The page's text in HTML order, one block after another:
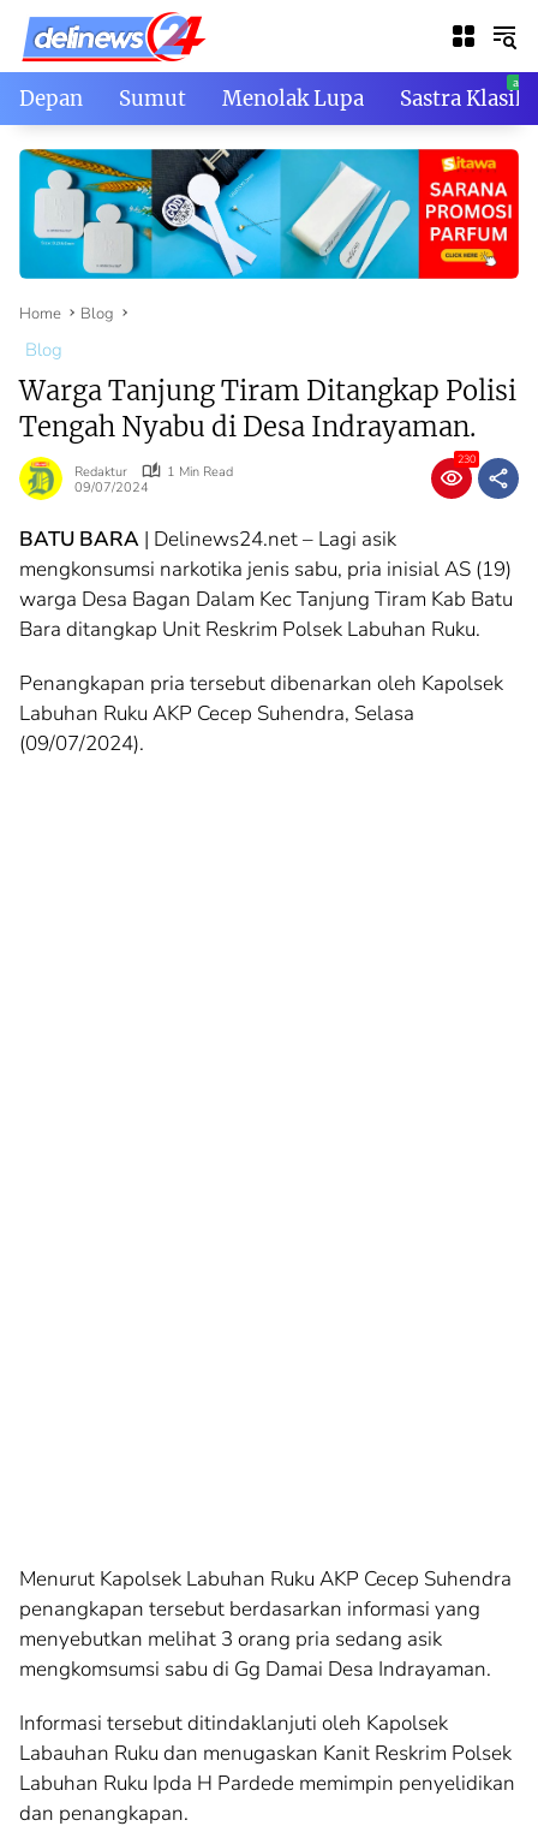
Skip
content
Depan Sumut Menolak Lupa Sastra Klasik
Home Blog
Blog
Warga Tanjung Tiram Ditangkap Polisi
Tengah Nyabu di Desa Indrayaman.
Redaktur
1 Min Read
09/07/2024
230
BATU BARA | Delinews24.net – Lagi asik
mengkonsumsi narkotika jenis sabu, pria inisial AS (19)
warga Desa Bagan Dalam Kec Tanjung Tiram Kab Batu
Bara ditangkap Unit Reskrim Polsek Labuhan Ruku.
Penangkapan pria tersebut dibenarkan oleh Kapolsek
Labuhan Ruku AKP Cecep Suhendra, Selasa
(09/07/2024).
Menurut Kapolsek Labuhan Ruku AKP Cecep Suhendra
penangkapan tersebut berdasarkan informasi yang
menyebutkan melihat 3 orang pria sedang asik
mengkomsumsi sabu di Gg Damai Desa Indrayaman.
Informasi tersebut ditindaklanjuti oleh Kapolsek
Labauhan Ruku dan menugaskan Kanit Reskrim Polsek
Labuhan Ruku Ipda H Pardede memimpin penyelidikan
dan penangkapan.